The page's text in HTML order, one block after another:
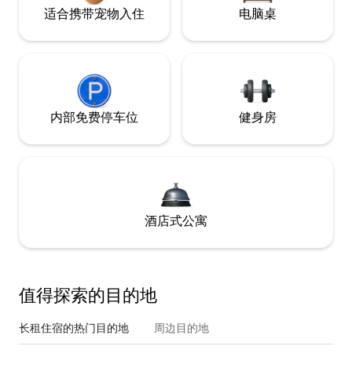
适合携带宠物入住 电脑桌
内部免费停车位 健身房
酒店式公寓
值得探索的目的地
长租住宿的热门目的地 周边目的地